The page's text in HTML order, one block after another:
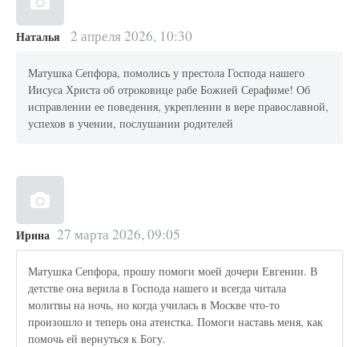
Наталья 2 апреля 2026, 10:30
Матушка Сепфора, помолись у престола Господа нашего
Иисуса Христа об отроковице рабе Божией Серафиме! Об
исправлении ее поведения, укреплении в вере православной,
успехов в учении, послушании родителей
Ирина 27 марта 2026, 09:05
Матушка Сепфора, прошу помоги моей дочери Евгении. В
детстве она верила в Господа нашего и всегда читала
молитвы на ночь, но когда училась в Москве что-то
произошло и теперь она атеистка. Помоги наставь меня, как
помочь ей вернуться к Богу.